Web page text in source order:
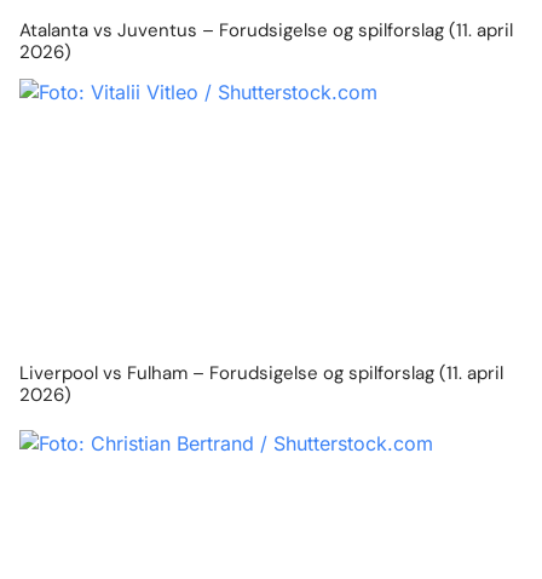
Atalanta vs Juventus – Forudsigelse og spilforslag (11. april
2026)
Liverpool vs Fulham – Forudsigelse og spilforslag (11. april
2026)